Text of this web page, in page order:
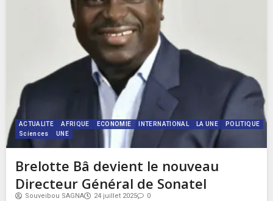
ACTUALITE AFRIQUE ECONOMIE INTERNATIONAL LA UNE
POLITIQUE
Sciences
UNE
Brelotte Bâ devient le nouveau
Directeur Général de Sonatel
Souveibou SAGNA 24 juillet 2025 0